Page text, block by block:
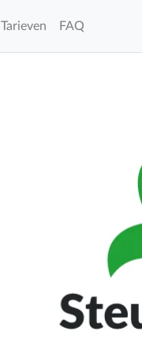
Tarieven FAQ